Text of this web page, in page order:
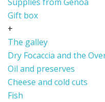
Gift box
+
The galley
Dry Focaccia and the
Oil and preserves
Cheese and cold cuts
Fish